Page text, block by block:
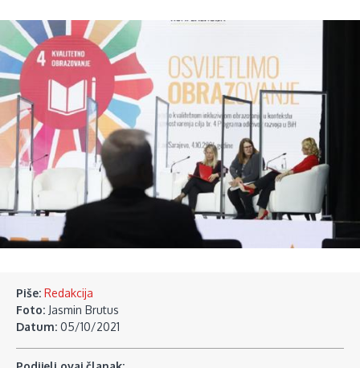
Piše: Redakcija
Foto: Jasmin Brutus
Datum: 05/10/2021